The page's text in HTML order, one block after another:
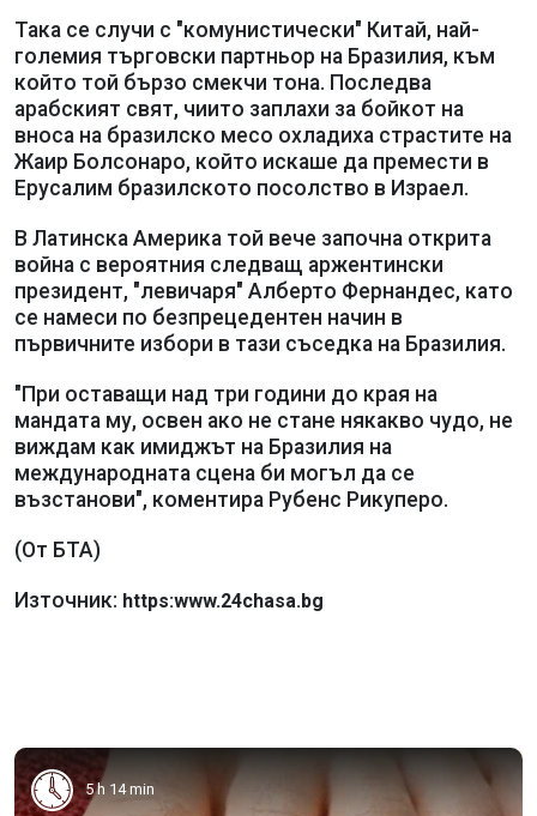
Така се случи с "комунистически" Китай, най-
големия търговски партньор на Бразилия, към
който той бързо смекчи тона. Последва
арабският свят, чиито заплахи за бойкот на
вноса на бразилско месо охладиха страстите на
Жаир Болсонаро, който искаше да премести в
Ерусалим бразилското посолство в Израел.
В Латинска Америка той вече започна открита
война с вероятния следващ аржентински
президент, "левичаря" Алберто Фернандес, като
се намеси по безпрецедентен начин в
първичните избори в тази съседка на Бразилия.
"При оставащи над три години до края на
мандата му, освен ако не стане някакво чудо, не
виждам как имиджът на Бразилия на
международната сцена би могъл да се
възстанови", коментира Рубенс Рикуперо.
(От БТА)
Източник: https:www.24chasa.bg
5 h 14 min